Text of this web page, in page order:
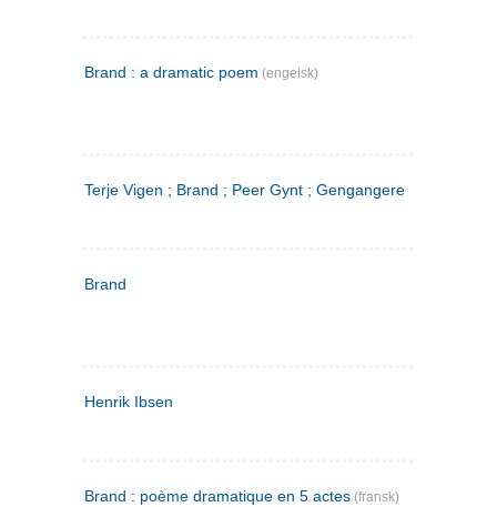
Brand : a dramatic poem (engelsk)
Terje Vigen ; Brand ; Peer Gynt ; Gengangere
Brand
Henrik Ibsen
Brand : poème dramatique en 5 actes (fransk)